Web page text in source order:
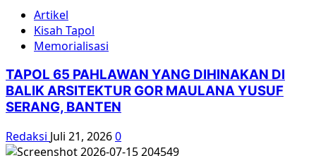
Artikel
Kisah Tapol
Memorialisasi
TAPOL 65 PAHLAWAN YANG DIHINAKAN DI
BALIK ARSITEKTUR GOR MAULANA YUSUF
SERANG, BANTEN
Redaksi Juli 21, 20260